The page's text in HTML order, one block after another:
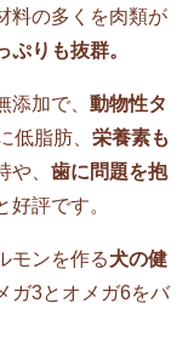
料の多くを肉類が
ぷりも抜群。
添加で、 動物性タ
低脂肪、 栄養素も
や、 歯に問題を抱
好評です。
モンを作る犬の健
ガ3とオメガ6をバ